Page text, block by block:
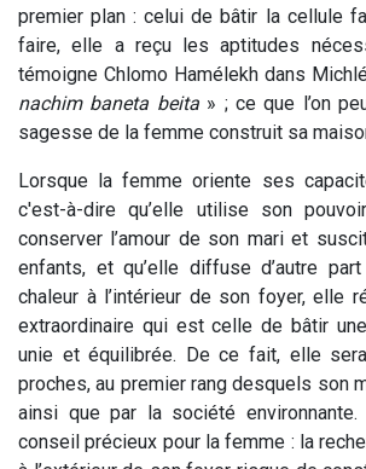
premier plan : celui de bâtir la cellule
faire, elle a reçu les aptitudes
témoigne Chlomo Hamélekh dans
nachim baneta beita» ; ce que l’on
sagesse de la femme construit sa
Lorsque la femme oriente ses
c'est-à-dire qu’elle utilise son
conserver l’amour de son mari et
enfants, et qu’elle diffuse d’autre
chaleur à l’intérieur de son foyer, elle
extraordinaire qui est celle de bâtir
unie et équilibrée. De ce fait, elle
proches, au premier rang desquels son
ainsi que par la société
conseil précieux pour la femme : la